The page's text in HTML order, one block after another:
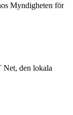
Myndigheten för
Net, den lokala